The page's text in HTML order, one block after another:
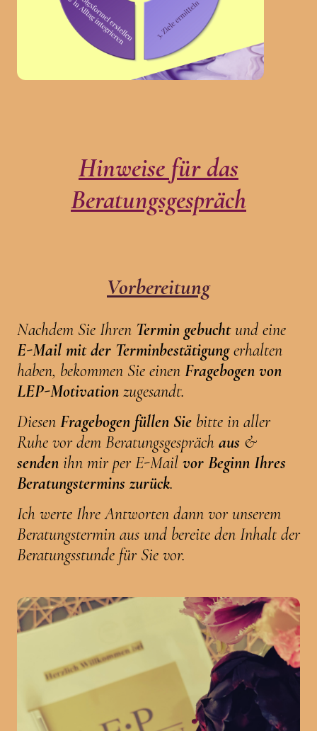
Hinweise für das
Beratungsgespräch
Vorbereitung
Nachdem Sie Ihren Termin gebuchtund eine
E-Mail mit der Terminbestätigungerhalten
haben, bekommen Sie einen Fragebogen von
LEP-Motivation zugesandt.
Diesen Fragebogen füllen Sie bitte in aller
Ruhe vor dem Beratungsgespräch aus &
senden ihn mir per E-Mail vor Beginn Ihres
Beratungstermins zurück.
Ich werte Ihre Antworten dann vor unserem
Beratungstermin aus und bereite den Inhalt der
Beratungsstunde für Sie vor.